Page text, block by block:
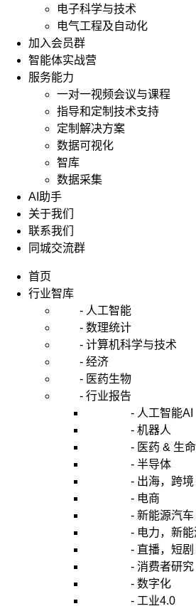
电子科学与技术
电气工程及自动化
加入会员群
智能体实战营
服务能力
一对一视频会议与课程
指导和定制技术支持
定制解决方案
数据可视化
智库
数据采集
AI助手
关于我们
联系我们
同城交流群
首页
行业智库
- 人工智能
- 数理统计
- 计算机科学与技术
- 经济
- 医药生物
- 行业报告
- 人工智能AI
- 机器人
- 医药 & 生命
- 半导体
- 出海，跨境 &
- 电商
- 新能源汽车 &
- 电力，新能源
- 直播，短剧 &
- 消费者研究
- 数字化
- 工业4.0